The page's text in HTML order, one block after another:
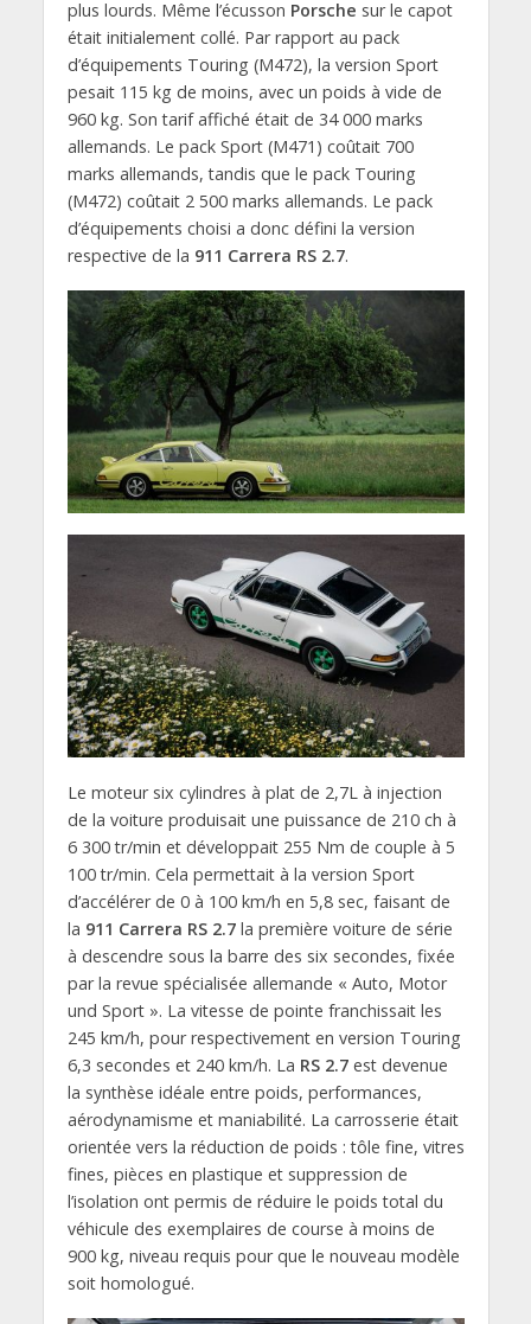
plus lourds. Même l’écusson Porsche sur le capot
était initialement collé. Par rapport au pack
d’équipements Touring (M472), la version Sport
pesait 115 kg de moins, avec un poids à vide de
960 kg. Son tarif affiché était de 34 000 marks
allemands. Le pack Sport (M471) coûtait 700
marks allemands, tandis que le pack Touring
(M472) coûtait 2 500 marks allemands. Le pack
d’équipements choisi a donc défini la version
respective de la 911 Carrera RS 2.7.
Le moteur six cylindres à plat de 2,7L à injection
de la voiture produisait une puissance de 210 ch à
6 300 tr/min et développait 255 Nm de couple à 5
100 tr/min. Cela permettait à la version Sport
d’accélérer de 0 à 100 km/h en 5,8 sec, faisant de
la 911 Carrera RS 2.7la première voiture de série
à descendre sous la barre des six secondes, fixée
par la revue spécialisée allemande « Auto, Motor
und Sport ». La vitesse de pointe franchissait les
245 km/h, pour respectivement en version Touring
6,3 secondes et 240 km/h. La RS 2.7est devenue
la synthèse idéale entre poids, performances,
aérodynamisme et maniabilité. La carrosserie était
orientée vers la réduction de poids : tôle fine, vitres
fines, pièces en plastique et suppression de
l’isolation ont permis de réduire le poids total du
véhicule des exemplaires de course à moins de
900 kg, niveau requis pour que le nouveau modèle
soit homologué.